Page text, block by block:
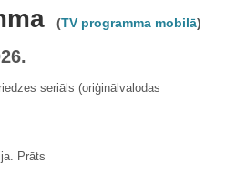
(TV programma mobilā)
seriāls (oriģinālvalodas
Prāts